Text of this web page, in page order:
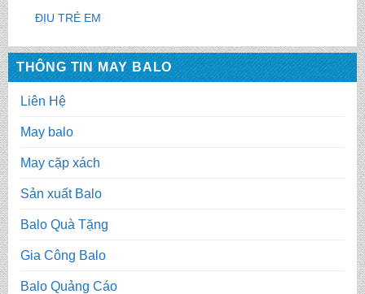
ĐỊU TRẺ EM
THÔNG TIN MAY BALO
Liên Hệ
May balo
May cặp xách
Sản xuất Balo
Balo Quà Tặng
Gia Công Balo
Balo Quảng Cáo